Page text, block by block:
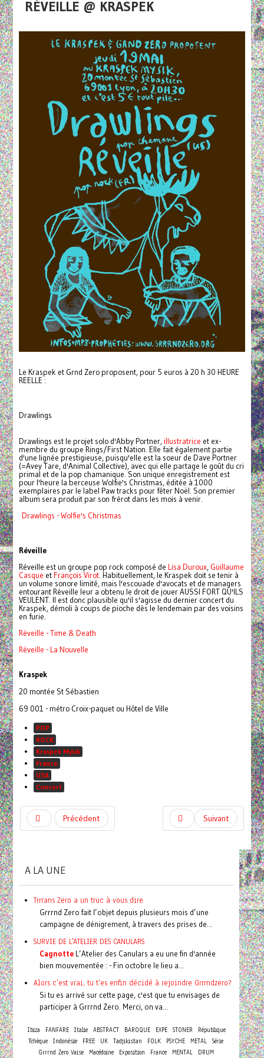
RÉVEILLE @ KRASPEK
Le Kraspek et Grnd Zero proposent, pour 5 euros à 20 h 30 HEURE
REELLE :
Drawlings
Drawlings est le projet solo d'Abby Portner,illustratrice et ex-
membre du groupe Rings/First Nation. Elle fait également partie
d'une lignée prestigieuse, puisqu'elle est la soeur de Dave Portner
(=Avey Tare, d'Animal Collective), avec qui elle partage le goût du cri
primal et de la pop chamanique. Son unique enregistrement est
pour l'heure la berceuse Wolfie's Christmas, éditée à 1000
exemplaires par le label Paw tracks pour fêter Noël. Son premier
album sera produit par son frérot dans les mois à venir.
Drawlings - Wolfie's Christmas
Réveille
Réveille est un groupe pop rock composé de Lisa Duroux, Guillaume
Casque etFrançois Virot. Habituellement, le Kraspek doit se tenir à
un volume sonore limité, mais l'escouade d'avocats et de managers
entourant Réveille leur a obtenu le droit de jouer AUSSI FORT QU'ILS
VEULENT. Il est donc plausible qu'il s'agisse du dernier concert du
Kraspek, démoli à coups de pioche dès le lendemain par des voisins
en furie.
Réveille - Time & Death
Réveille - La Nouvelle
Kraspek
20 montée St Sébastien
69 001 - métro Croix-paquet ou Hôtel de Ville
POP
ROCK
Kraspek Mysik
France
USA
Concert
Précédent Suivant
A LA UNE
Trrrans Zero a un truc à vous dire
Grrrnd Zero fait l’objet depuis plusieurs mois d’une
campagne de dénigrement, à travers des prises de...
SURVIE DE L'ATELIER DES CANULARS
CagnotteL’Atelier des Canulars a eu une fin d'année
bien mouvementée : - Fin octobre le lieu a...
Alors c'est vrai, tu t'es enfin décidé à rejoindre Grrrndzero?
Si tu es arrivé sur cette page, c'est que tu envisages de
participer à Grrrnd Zero. Merci, on va...
Ibiza FANFARE Italie ABSTRACT BAROQUE EXPE STONER
République
Tchèque
Indonésie FREE UK Tadjikistan FOLK PSYCHE METAL
Série
Grrrnd Zero Vaise Macédoine Exposition France MENTAL DRUM